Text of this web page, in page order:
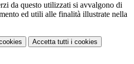
da questo utilizzati si avvalgono di
ed utili alle finalità illustrate nella
Accetta tutti i cookies